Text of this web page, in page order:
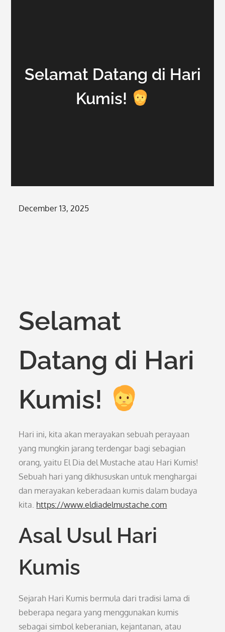
Selamat Datang di Hari
Kumis!
Posted
December 13, 2025
Selamat
Datang di Hari
Kumis!
Hari ini, kita akan merayakan sebuah perayaan
yang mungkin jarang terdengar bagi sebagian
orang, yaitu El Dia del Mustache atau Hari Kumis!
Sebuah hari yang dikhususkan untuk menghargai
dan merayakan keberadaan kumis dalam budaya
kita. https://www.eldiadelmustache.com
Asal Usul Hari
Kumis
Sejarah Hari Kumis bermula dari tradisi lama di
beberapa negara yang menggunakan kumis
sebagai simbol keberanian, kejantanan, atau